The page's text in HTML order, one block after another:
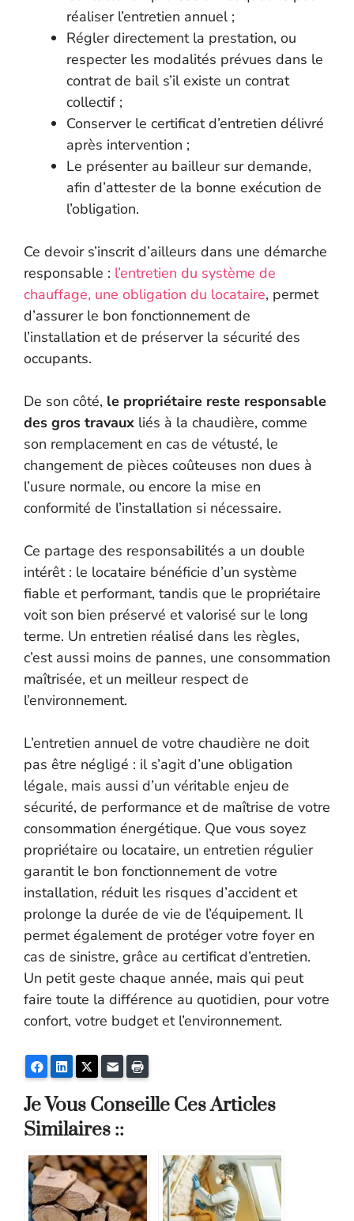
réaliser l’entretien annuel ;
Régler directement la prestation, ou
respecter les modalités prévues dans le
contrat de bail s’il existe un contrat
collectif ;
Conserver le certificat d’entretien délivré
après intervention ;
Le présenter au bailleur sur demande,
afin d’attester de la bonne exécution de
l’obligation.
Ce devoir s’inscrit d’ailleurs dans une démarche
responsable : l’entretien du système de
chauffage, une obligation du locataire, permet
d’assurer le bon fonctionnement de
l’installation et de préserver la sécurité des
occupants.
De son côté, le propriétaire reste responsable
des gros travaux liés à la chaudière, comme
son remplacement en cas de vétusté, le
changement de pièces coûteuses non dues à
l’usure normale, ou encore la mise en
conformité de l’installation si nécessaire.
Ce partage des responsabilités a un double
intérêt : le locataire bénéficie d’un système
fiable et performant, tandis que le propriétaire
voit son bien préservé et valorisé sur le long
terme. Un entretien réalisé dans les règles,
c’est aussi moins de pannes, une consommation
maîtrisée, et un meilleur respect de
l’environnement.
L’entretien annuel de votre chaudière ne doit
pas être négligé : il s’agit d’une obligation
légale, mais aussi d’un véritable enjeu de
sécurité, de performance et de maîtrise de votre
consommation énergétique. Que vous soyez
propriétaire ou locataire, un entretien régulier
garantit le bon fonctionnement de votre
installation, réduit les risques d’accident et
prolonge la durée de vie de l’équipement. Il
permet également de protéger votre foyer en
cas de sinistre, grâce au certificat d’entretien.
Un petit geste chaque année, mais qui peut
faire toute la différence au quotidien, pour votre
confort, votre budget et l’environnement.
FacebookLinkedInTwitterE-mail
Je Vous Conseille Ces Articles
Similaires ::